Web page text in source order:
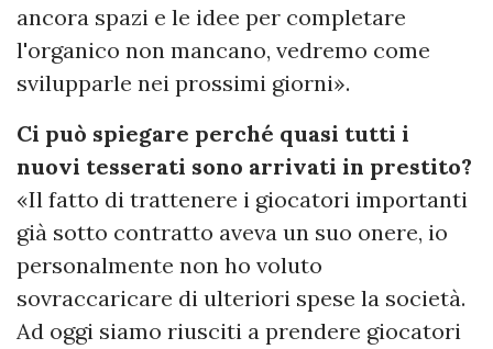
ancora spazi e le idee per completare
l'organico non mancano, vedremo come
svilupparle nei prossimi giorni».
Ci può spiegare perché quasi tutti i
nuovi tesserati sono arrivati in prestito?
«Il fatto di trattenere i giocatori importanti
già sotto contratto aveva un suo onere, io
personalmente non ho voluto
sovraccaricare di ulteriori spese la società.
Ad oggi siamo riusciti a prendere giocatori